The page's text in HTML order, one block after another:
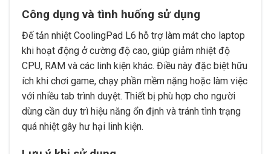
Công dụng và tình huống sử dụng
Đế tản nhiệt CoolingPad L6 hỗ trợ làm mát cho laptop
khi hoạt động ở cường độ cao, giúp giảm nhiệt độ
CPU, RAM và các linh kiện khác. Điều này đặc biệt hữu
ích khi chơi game, chạy phần mềm nặng hoặc làm việc
với nhiều tab trình duyệt. Thiết bị phù hợp cho người
dùng cần duy trì hiệu năng ổn định và tránh tình trạng
quá nhiệt gây hư hại linh kiện.